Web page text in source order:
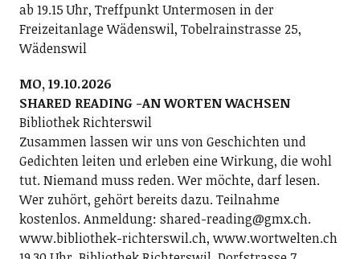
ab 19.15 Uhr, Treffpunkt Untermosen in der
Freizeitanlage Wädenswil, Tobelrainstrasse 25,
Wädenswil
MO, 19.10.2026
SHARED READING -AN WORTEN WACHSEN
Bibliothek Richterswil
Zusammen lassen wir uns von Geschichten und
Gedichten leiten und erleben eine Wirkung, die wohl
tut. Niemand muss reden. Wer möchte, darf lesen.
Wer zuhört, gehört bereits dazu. Teilnahme
kostenlos. Anmeldung: shared-reading@gmx.ch.
www.bibliothek-richterswil.ch, www.wortwelten.ch